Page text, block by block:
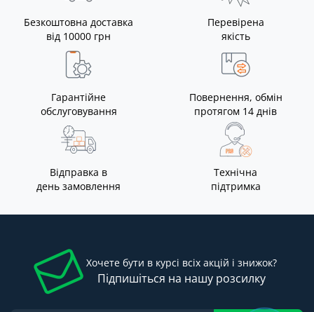
Безкоштовна доставка
від 10000 грн
Перевірена
якість
Гарантійне
обслуговування
Повернення, обмін
протягом 14 днів
Відправка в
день замовлення
Технічна
підтримка
Хочете бути в курсі всіх акцій і знижок?
Підпишіться на нашу розсилку